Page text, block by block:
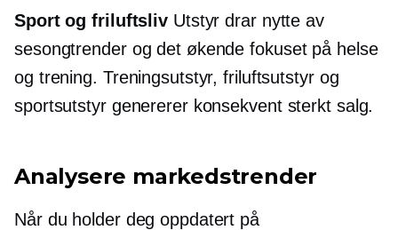
Sport og friluftsliv Utstyr drar nytte av
sesongtrender og det økende fokuset på helse
og trening. Treningsutstyr, friluftsutstyr og
sportsutstyr genererer konsekvent sterkt salg.
Analysere markedstrender
Når du holder deg oppdatert på